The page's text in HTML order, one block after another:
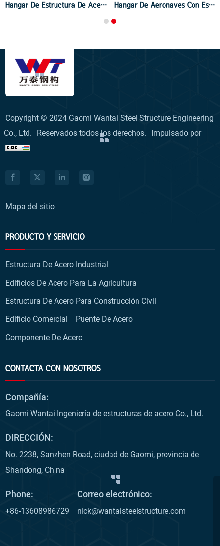
Hangar De Estructura De Acero Hangar De Aeronaves Con Estructura De Acero
Copyright © 2024 Gaomi Wantai Steel Structure Engineering
Co., Ltd.
Reservados todos los derechos. Impulsado por
Mapa del sitio
PRODUCTO Y SERVICIO
Estructura De Acero Industrial
Edificios De Acero Para La Agricultura
Estructura De Acero Para Construcción Civil
Edificio Comercial
Puente De Acero
Componente De Acero
CONTACTA CON NOSOTROS
Compañía:
Gaomi Wantai Ingeniería de estructuras de acero Co., Ltd.
DIRECCIÓN:
No. 2238, Sanzhen Road, ciudad de Gaomi, provincia de
Shandong, China
Phone:
+86-13608986729
Correo electrónico:
nick@wantaisteelstructure.com